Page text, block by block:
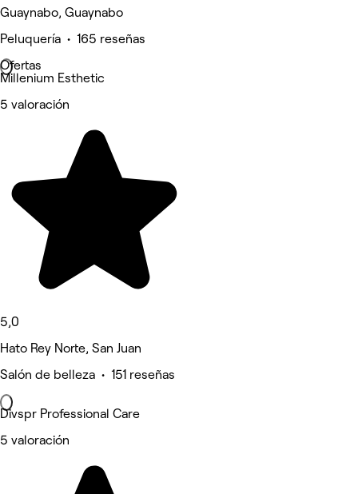
Guaynabo, Guaynabo
Peluquería • 165 reseñas
Ofertas
Millenium Esthetic
5 valoración
5,0
Hato Rey Norte, San Juan
Salón de belleza • 151 reseñas
Divspr Professional Care
5 valoración